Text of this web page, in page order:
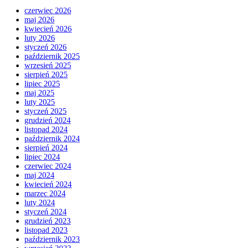
czerwiec 2026
maj 2026
kwiecień 2026
luty 2026
styczeń 2026
październik 2025
wrzesień 2025
sierpień 2025
lipiec 2025
maj 2025
luty 2025
styczeń 2025
grudzień 2024
listopad 2024
październik 2024
sierpień 2024
lipiec 2024
czerwiec 2024
maj 2024
kwiecień 2024
marzec 2024
luty 2024
styczeń 2024
grudzień 2023
listopad 2023
październik 2023